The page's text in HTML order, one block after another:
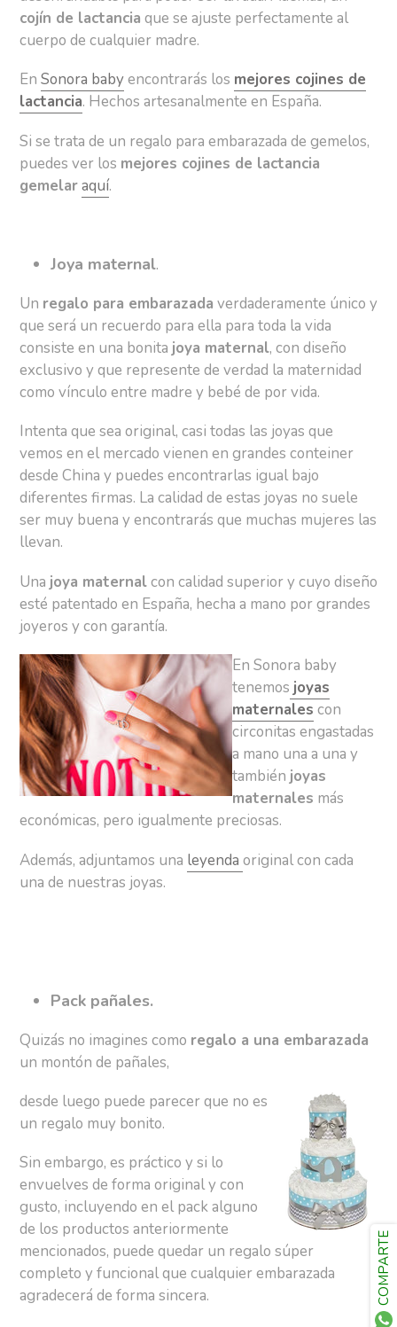
cojín de lactancia que se ajuste perfectamente al
cuerpo de cualquier madre.
En Sonora babyencontrarás los mejores cojines de
lactancia. Hechos artesanalmente en España.
Si se trata de un regalo para embarazada de gemelos,
puedes ver los mejores cojines de lactancia
gemelaraquí.
Joya maternal.
Un regalo para embarazada verdaderamente único y
que será un recuerdo para ella para toda la vida
consiste en una bonita joya maternal, con diseño
exclusivo y que represente de verdad la maternidad
como vínculo entre madre y bebé de por vida.
Intenta que sea original, casi todas las joyas que
vemos en el mercado vienen en grandes conteiner
desde China y puedes encontrarlas igual bajo
diferentes firmas. La calidad de estas joyas no suele
ser muy buena y encontrarás que muchas mujeres las
llevan.
Una joya maternalcon calidad superior y cuyo diseño
esté patentado en España, hecha a mano por grandes
joyeros y con garantía.
En Sonora baby
tenemos joyas
maternales con
circonitas engastadas
a mano una a una y
también joyas
maternales más
económicas, pero igualmente preciosas.
Además, adjuntamos una leyenda original con cada
una de nuestras joyas.
Pack pañales.
Quizás no imagines como regalo a una embarazada
un montón de pañales,
desde luego puede parecer que no es
un regalo muy bonito.
Sin embargo, es práctico y si lo
envuelves de forma original y con
gusto, incluyendo en el pack alguno
de los productos anteriormente
mencionados, puede quedar un regalo súper
completo y funcional que cualquier embarazada
agradecerá de forma sincera.
COMPARTE